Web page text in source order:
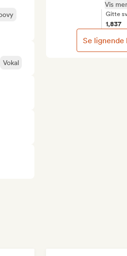
Vokal
Vis mer
Gitte
1,837
Se lignende